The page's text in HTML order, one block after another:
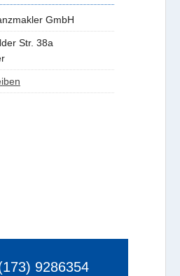
GmbH
Str. 38a
9286354